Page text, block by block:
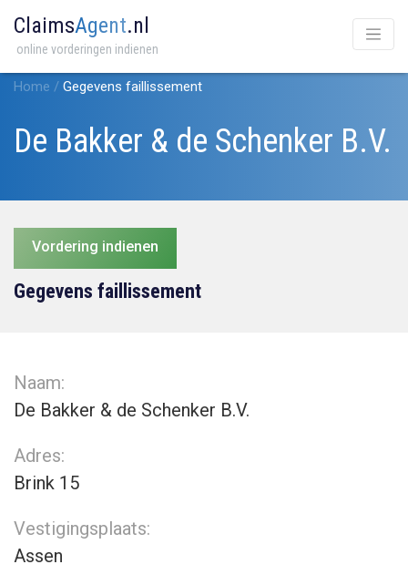
ClaimsAgent.nl
online vorderingen indienen
Home / Gegevens faillissement
De Bakker & de Schenker B.V.
Vordering indienen
Gegevens faillissement
Naam:
De Bakker & de Schenker B.V.
Adres:
Brink 15
Vestigingsplaats:
Assen